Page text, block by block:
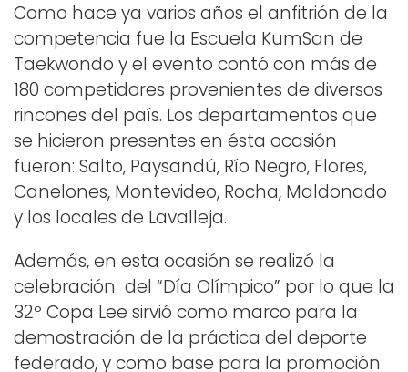
Como hace ya varios años el anfitrión de la
competencia fue la Escuela KumSan de
Taekwondo y el evento contó con más de
180 competidores provenientes de diversos
rincones del país. Los departamentos que
se hicieron presentes en ésta ocasión
fueron: Salto, Paysandú, Río Negro, Flores,
Canelones, Montevideo, Rocha, Maldonado
y los locales de Lavalleja.
Además, en esta ocasión se realizó la
celebración del “Día Olímpico” por lo que la
32º Copa Lee sirvió como marco para la
demostración de la práctica del deporte
federado, y como base para la promoción